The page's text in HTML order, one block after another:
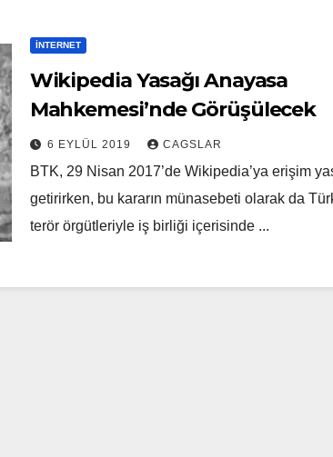
İNTERNET
Wikipedia Yasağı Anayasa
Mahkemesi’nde Görüşülecek
6 EYLÜL 2019 CAGSLAR
BTK, 29 Nisan 2017’de Wikipedia’ya erişim
getirirken, bu kararın münasebeti olarak da
terör örgütleriyle iş birliği içerisinde ...